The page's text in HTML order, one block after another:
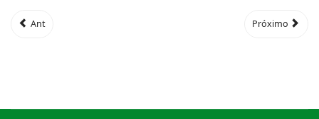
Ant Próximo